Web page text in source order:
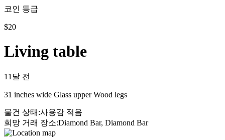
코인 등급
$20
Living table
11달 전
31 inches wide Glass upper Wood legs
물건 상태 :사용감 적음
희망 거래 장소:Diamond Bar, Diamond Bar